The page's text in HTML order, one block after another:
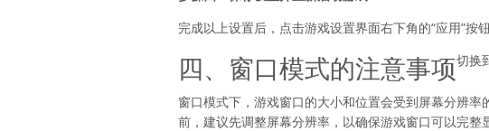
完成以上设置后，点击游戏设置界面右下角的“应用”按
四、窗口模式的注意事项切换
窗口模式下，游戏窗口的大小和位置会受到屏幕分辨
前，建议先调整屏幕分辨率，以确保游戏窗口可以完整